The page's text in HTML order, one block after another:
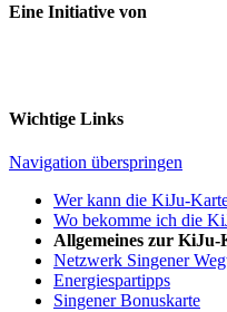
Eine Initiative von
Wichtige Links
Navigation überspringen
Wer kann die KiJu-
Wo bekomme ich die
Allgemeines zur KiJu-
Netzwerk Singener
Energiespartipps
Singener Bonuskarte